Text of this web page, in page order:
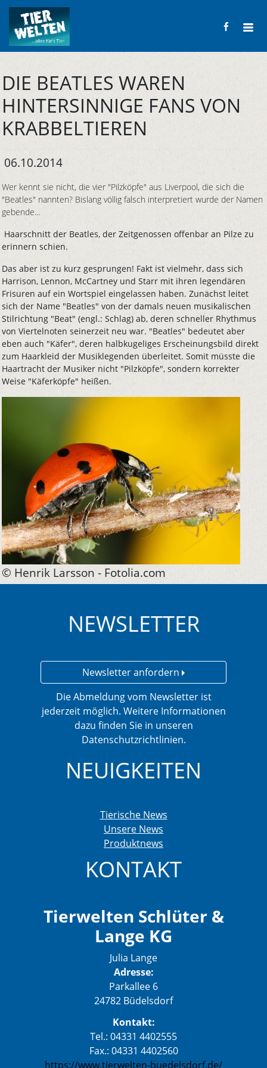
DIE BEATLES WAREN
HINTERSINNIGE FANS VON
KRABBELTIEREN
06.10.2014
Wer kennt sie nicht, die vier "Pilzköpfe" aus Liverpool, die sich die
"Beatles" nannten? Bislang völlig falsch interpretiert wurde der Namen
gebende...
Haarschnitt der Beatles, der Zeitgenossen offenbar an Pilze zu
erinnern schien.
Das aber ist zu kurz gesprungen! Fakt ist vielmehr, dass sich
Harrison, Lennon, McCartney und Starr mit ihren legendären
Frisuren auf ein Wortspiel eingelassen haben. Zunächst leitet
sich der Name "Beatles" von der damals neuen musikalischen
Stilrichtung "Beat" (engl.: Schlag) ab, deren schneller Rhythmus
von Viertelnoten seinerzeit neu war. "Beatles" bedeutet aber
eben auch "Käfer", deren halbkugeliges Erscheinungsbild direkt
zum Haarkleid der Musiklegenden überleitet. Somit müsste die
Haartracht der Musiker nicht "Pilzköpfe", sondern korrekter
Weise "Käferköpfe" heißen.
© Henrik Larsson - Fotolia.com
NEWSLETTER
Newsletter anfordern
Die Abmeldung vom Newsletter ist
jederzeit möglich. Weitere Informationen
dazu finden Sie in unseren
Datenschutzrichtlinien.
NEUIGKEITEN
Tierische News
Unsere News
Produktnews
KONTAKT
Tierwelten Schlüter &
Lange KG
Julia Lange
Adresse:
Parkallee 6
24782 Büdelsdorf
Kontakt:
Tel.: 04331 4402555
Fax.: 04331 4402560
https://www.tierwelten-buedelsdorf.de/